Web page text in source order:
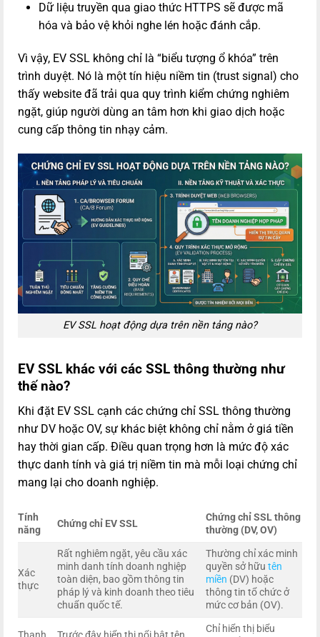
Dữ liệu truyền qua giao thức HTTPS sẽ được mã
hóa và bảo vệ khỏi nghe lén hoặc đánh cắp.
Vì vậy, EV SSL không chỉ là “biểu tượng ổ khóa” trên
trình duyệt. Nó là một tín hiệu niềm tin (trust signal) cho
thấy website đã trải qua quy trình kiểm chứng nghiêm
ngặt, giúp người dùng an tâm hơn khi giao dịch hoặc
cung cấp thông tin nhạy cảm.
EV SSL hoạt động dựa trên nền tảng nào?
EV SSL khác với các SSL thông thường như
thế nào?
Khi đặt EV SSL cạnh các chứng chỉ SSL thông thường
như DV hoặc OV, sự khác biệt không chỉ nằm ở giá tiền
hay thời gian cấp. Điều quan trọng hơn là mức độ xác
thực danh tính và giá trị niềm tin mà mỗi loại chứng chỉ
mang lại cho doanh nghiệp.
Tính
năng
Chứng chỉ EV SSL
Chứng chỉ SSL thông
thường (DV, OV)
Xác
thực
Rất nghiêm ngặt, yêu cầu xác
minh danh tính doanh nghiệp
toàn diện, bao gồm thông tin
pháp lý và kinh doanh theo tiêu
chuẩn quốc tế.
Thường chỉ xác minh
quyền sở hữutên
miền (DV) hoặc
thông tin tổ chức ở
mức cơ bản (OV).
Chỉ hiển thị biểu